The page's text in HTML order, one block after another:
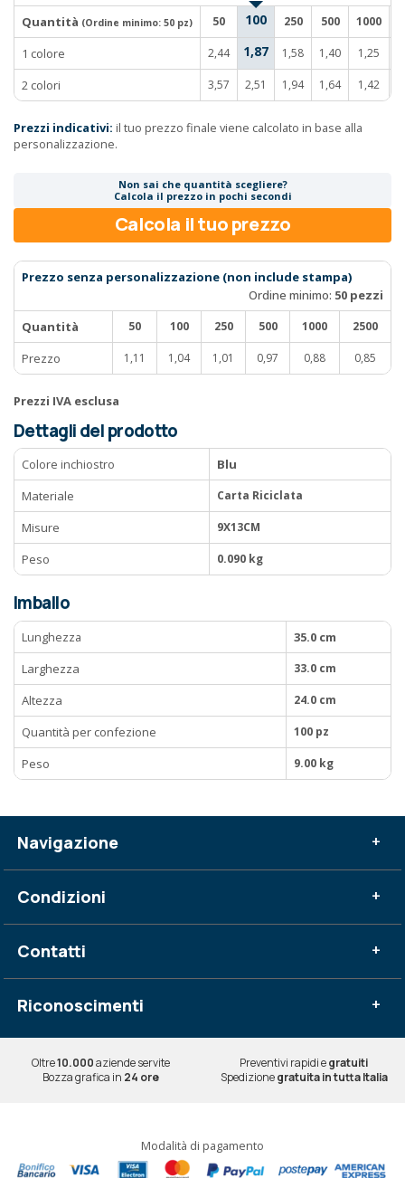
Quantità (Ordine minimo: 50 pz) 50 100 250 500 1000
1 colore 2,44 1,87 1,58 1,40 1,25
2 colori 3,57 2,51 1,94 1,64 1,42
Prezzi indicativi: il tuo prezzo finale viene calcolato in base alla
personalizzazione.
Non sai che quantità scegliere?
Calcola il prezzo in pochi secondi
Calcola il tuo prezzo
Prezzo senza personalizzazione (non include stampa)
Ordine minimo: 50 pezzi
Quantità
50 100 250 500 1000 2500
Prezzo 1,11 1,04 1,01 0,97 0,88 0,85
Prezzi IVA esclusa
Dettagli del prodotto
Colore inchiostro
Blu
Materiale
Carta Riciclata
Misure 9X13CM
Peso 0.090 kg
Imballo
Lunghezza
35.0 cm
Larghezza
33.0 cm
Altezza 24.0 cm
Quantità per confezione 100 pz
Peso 9.00 kg
Navigazione +
Condizioni +
Contatti +
Riconoscimenti +
Oltre10.000aziende servite Preventivi rapidi egratuiti
Bozza grafica in 24 ore Spedizionegratuita in tutta Italia
Modalità di pagamento